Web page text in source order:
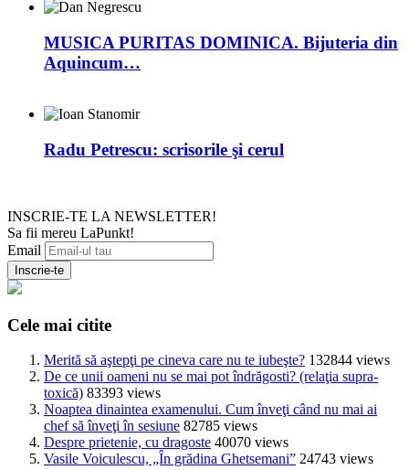
MUSICA PURITAS DOMINICA. Bijuteria din
Aquincum…
Radu Petrescu: scrisorile şi cerul
INSCRIE-TE LA NEWSLETTER!
Sa fii mereu LaPunkt!
Email
Cele mai citite
Merită să aştepţi pe cineva care nu te iubeşte? 132844 views
De ce unii oameni nu se mai pot îndrăgosti? (relaţia supra-
toxică) 83393 views
Noaptea dinaintea examenului. Cum înveţi când nu mai ai
chef să înveţi în sesiune 82785 views
Despre prietenie, cu dragoste 40070 views
Vasile Voiculescu, „În grădina Ghetsemani” 24743 views